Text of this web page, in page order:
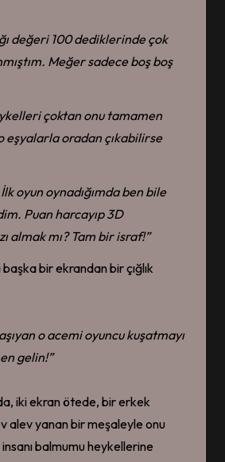
değeri 100 dediklerinde çok
Meğer sadece boş boş
çoktan onu tamamen
eşyalarla oradan çıkabilirse
oyun oynadığımdaben bile
Puan harcayıp 3D
almak mı? Tam bir israf!”
bir ekrandan bir çığlık
o acemi oyuncu kuşatmayı
gelin!”
iki ekran ötede, bir erkek
alev yanan bir meşaleyle onu
balmumu heykellerine